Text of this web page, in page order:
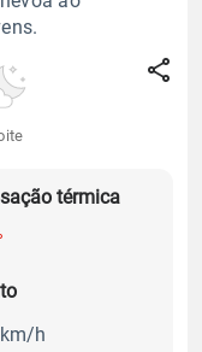
térmica
h